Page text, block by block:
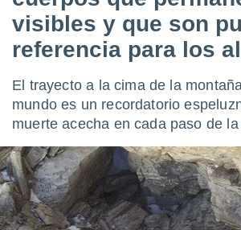
para
la
que se
calidad.
las
forma
digital
basada
visibles y que son
referencia para los
El trayecto a la cima de la
mundo es un recordatorio
muerte acecha en cada paso de